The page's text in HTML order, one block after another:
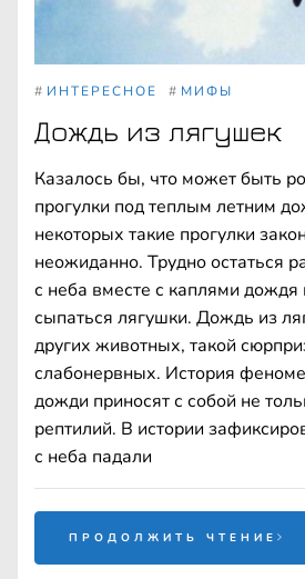
# ИНТЕРЕСНОЕ # МИФЫ
Дождь из лягушек
Казалось бы, что может быть
прогулки под теплым летним
некоторых такие прогулки
неожиданно. Трудно остаться
с неба вместе с каплями дождя
сыпаться лягушки. Дождь из
других животных, такой
слабонервных. История
дожди приносят с собой не
рептилий. В истории
с неба падали
ПРОДОЛЖИТЬ ЧТЕНИЕ